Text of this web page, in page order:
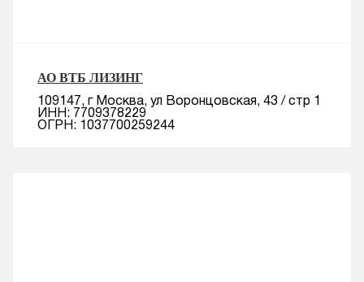
АО ВТБ ЛИЗИНГ
109147, г Москва, ул Воронцовская, 43 / стр 1
ИНН: 7709378229
ОГРН: 1037700259244